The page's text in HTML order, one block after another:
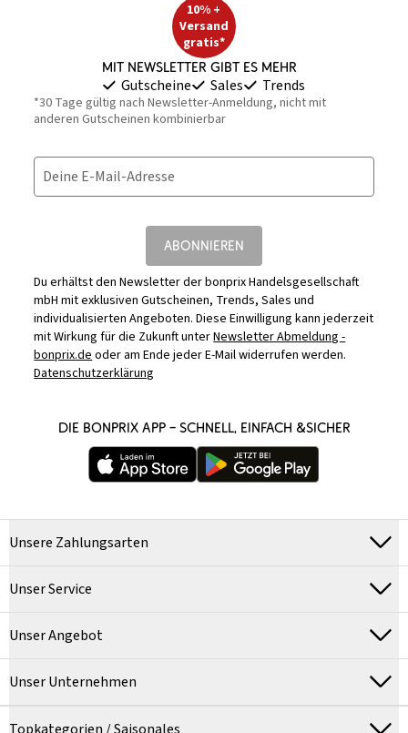
10% +
Versand
gratis*
Mit Newsletter gibt es mehr
Gutscheine Sales Trends
*30 Tage gültig nach Newsletter-Anmeldung, nicht mit
anderen Gutscheinen kombinierbar
Deine E-Mail-Adresse
ABONNIEREN
Du erhältst den Newsletter der bonprix Handelsgesellschaft
mbH mit exklusiven Gutscheinen, Trends, Sales und
individualisierten Angeboten. Diese Einwilligung kann jederzeit
mit Wirkung für die Zukunft unterNewsletter Abmeldung -
bonprix.deoder am Ende jeder E-Mail widerrufen werden.
Datenschutzerklärung
DIE BONPRIX APP – SCHNELL, EINFACH &SICHER
Unsere Zahlungsarten
Unser Service
Unser Angebot
Unser Unternehmen